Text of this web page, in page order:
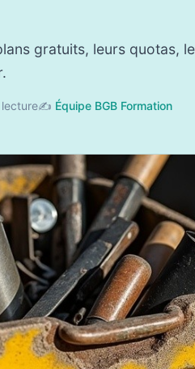
gratuits, leurs quotas,
✍️ Équipe BGB Formation